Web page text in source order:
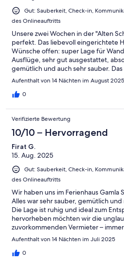
Gut: Sauberkeit, Check-in,
des Onlineauftritts
Unsere zwei Wochen in der "Alten
perfekt. Das liebevoll eingerichtete
Wünsche offen: super Lage für
Ausflüge, sehr gut ausgestattet,
gemütlich und auch sehr sauber.
und weitläufig.Der Kontakt mit den
seinesgleichen: beide sind
unkompliziert und jederzeit
Angebot haben!Wir kommen sehr
wirds dann auch was mit dem
Aufenthalt von 14 Nächten im August 2025
0
Verifizierte Bewertung
10/10 – Hervorragend
Firat G.
15. Aug. 2025
Gut: Sauberkeit, Check-in,
des Onlineauftritts
Wir haben uns im Ferienhaus Gamla
Alles war sehr sauber, gemütlich
Die Lage ist ruhig und ideal zum
hervorheben möchten wir die
zuvorkommenden Vermieter –
tollen Tipps für Ausflüge in die
Aufenthalt von 14 Nächten im Juli 2025
0